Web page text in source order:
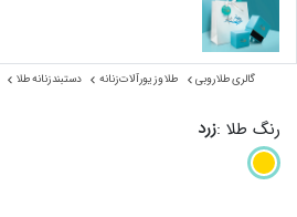
گالری طلا روبی طلا و زیورآلات زنانه دستبند زنانه طلا
رنگ طلا :زرد